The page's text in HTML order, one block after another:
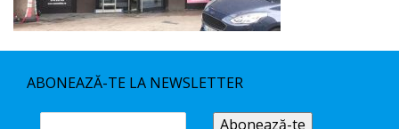
ABONEAZĂ-TE LA NEWSLETTER